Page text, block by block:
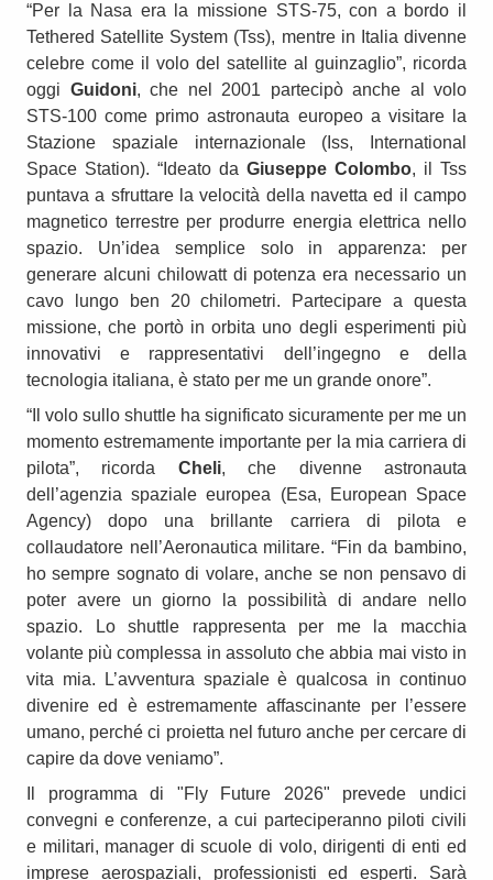
“Per la Nasa era la missione STS-75, con a bordo il
Tethered Satellite System (Tss), mentre in Italia divenne
celebre come il volo del satellite al guinzaglio”, ricorda
oggi Guidoni, che nel 2001 partecipò anche al volo
STS-100 come primo astronauta europeo a visitare la
Stazione spaziale internazionale (Iss, International
Space Station). “Ideato da Giuseppe Colombo, il Tss
puntava a sfruttare la velocità della navetta ed il campo
magnetico terrestre per produrre energia elettrica nello
spazio. Un’idea semplice solo in apparenza: per
generare alcuni chilowatt di potenza era necessario un
cavo lungo ben 20 chilometri. Partecipare a questa
missione, che portò in orbita uno degli esperimenti più
innovativi e rappresentativi dell’ingegno e della
tecnologia italiana, è stato per me un grande onore”.
“Il volo sullo shuttle ha significato sicuramente per me un
momento estremamente importante per la mia carriera di
pilota”, ricorda Cheli, che divenne astronauta
dell’agenzia spaziale europea (Esa, European Space
Agency) dopo una brillante carriera di pilota e
collaudatore nell’Aeronautica militare. “Fin da bambino,
ho sempre sognato di volare, anche se non pensavo di
poter avere un giorno la possibilità di andare nello
spazio. Lo shuttle rappresenta per me la macchia
volante più complessa in assoluto che abbia mai visto in
vita mia. L’avventura spaziale è qualcosa in continuo
divenire ed è estremamente affascinante per l’essere
umano, perché ci proietta nel futuro anche per cercare di
capire da dove veniamo”.
Il programma di "Fly Future 2026" prevede undici
convegni e conferenze, a cui parteciperanno piloti civili
e militari, manager di scuole di volo, dirigenti di enti ed
imprese aerospaziali, professionisti ed esperti. Sarà